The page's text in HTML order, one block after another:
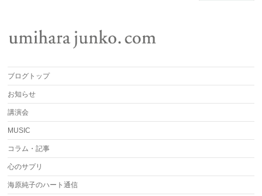
ブログトップ
お知らせ
講演会
MUSIC
コラム・記事
心のサプリ
海原純子のハート通信